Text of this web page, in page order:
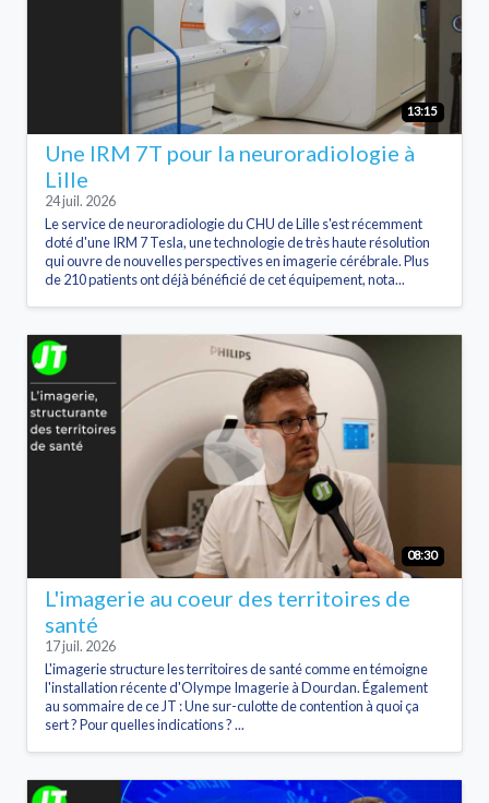
13:15
Une IRM 7T pour la neuroradiologie à
Lille
24 juil. 2026
Le service de neuroradiologie du CHU de Lille s'est récemment
doté d'une IRM 7 Tesla, une technologie de très haute résolution
qui ouvre de nouvelles perspectives en imagerie cérébrale. Plus
de 210 patients ont déjà bénéficié de cet équipement, nota...
08:30
L'imagerie au coeur des territoires de
santé
17 juil. 2026
L'imagerie structure les territoires de santé comme en témoigne
l'installation récente d'Olympe Imagerie à Dourdan. Également
au sommaire de ce JT : Une sur-culotte de contention à quoi ça
sert ? Pour quelles indications ? ...